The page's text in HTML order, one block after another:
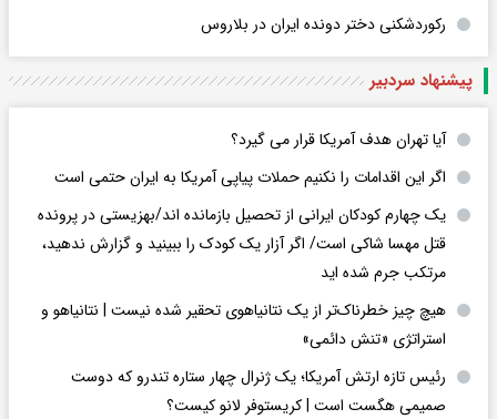
رکوردشکنی دختر دونده ایران در بلاروس
پیشنهاد سردبیر
آیا تهران هدف آمریکا قرار می گیرد؟
اگر این اقدامات را نکنیم حملات پیاپی آمریکا به ایران حتمی است
یک چهارم کودکان ایرانی از تحصیل بازمانده اند/بهزیستی در پرونده
قتل مهسا شاکی است/ اگر آزار یک کودک را ببینید و گزارش ندهید،
مرتکب جرم شده اید
هیچ چیز خطرناک‌تر از یک نتانیاهوی تحقیر شده نیست | نتانیاهو و
استراتژی «تنش دائمی»
رئیس تازه ارتش آمریکا؛ یک ژنرال چهار ستاره تندرو که دوست
صمیمی هگست است | کریستوفر لانو کیست؟